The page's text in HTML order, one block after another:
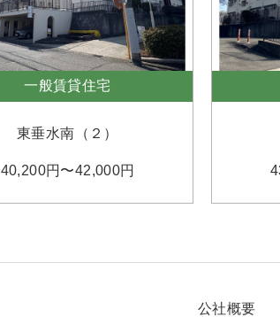
一般賃貸住宅
東垂水南（２）
40,200円〜42,000円
公社概要